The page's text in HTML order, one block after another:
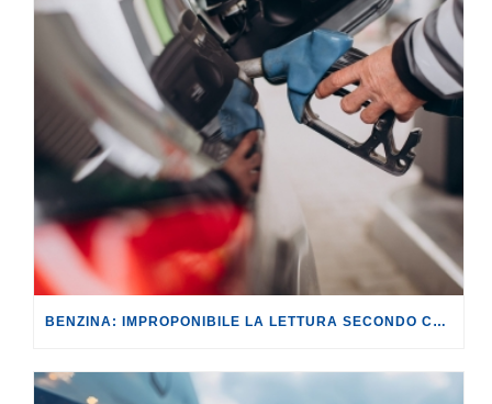
BENZINA: IMPROPONIBILE LA LETTURA SECONDO CUI PROROGARE IL TAGLIO DELLE ACCISE SIGNIFICA TASSARE TUTTI I CITTADINI.